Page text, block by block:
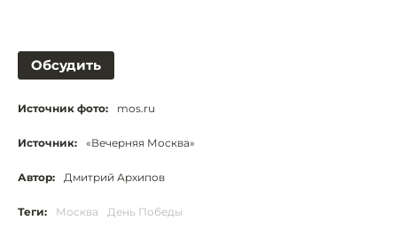
Обсудить
Источник фото: mos.ru
Источник: «Вечерняя Москва»
Автор: Дмитрий Архипов
Теги: Москва День Победы